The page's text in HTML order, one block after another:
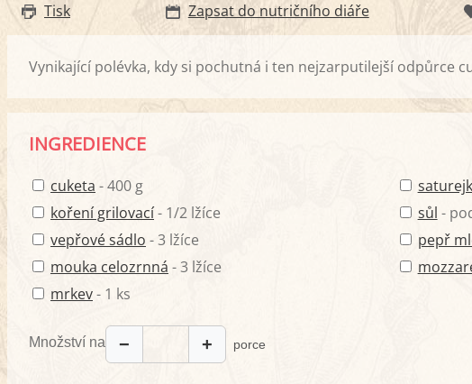
Tisk Zapsat do nutričního diáře
Vynikající polévka, kdy si pochutná i ten nejzarputilejší odpůrce
INGREDIENCE
cuketa - 400 g
koření grilovací- 1/2 lžíce
vepřové sádlo - 3 lžíce
mouka celozrnná - 3 lžíce
mrkev- 1 ks
sůl -
pepř
Množství na − + porce